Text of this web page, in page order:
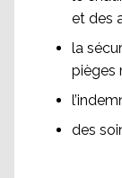
et des
la
pièges
des